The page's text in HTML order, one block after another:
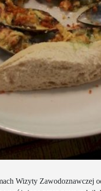
Wizyty Zawodoznawczej